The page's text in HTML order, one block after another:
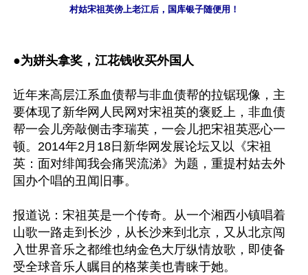
村姑宋祖英傍上老江后，国库银子随便用！
●为姘头拿奖，江花钱收买外国人
近年来高层江系血债帮与非血债帮的拉锯现像，主
要体现了新华网人民网对宋祖英的褒贬上，非血债
帮一会儿旁敲侧击李瑞英，一会儿把宋祖英恶心一
顿。2014年2月18日新华网发展论坛又以《宋祖
英：面对绯闻我会痛哭流涕》为题，重提村姑去外
国办个唱的丑闻旧事。
报道说：宋祖英是一个传奇。从一个湘西小镇唱着
山歌一路走到长沙，从长沙来到北京，又从北京闯
入世界音乐之都维也纳金色大厅纵情放歌，即使备
受全球音乐人瞩目的格莱美也青睐于她。